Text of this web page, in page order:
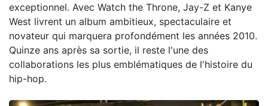
exceptionnel. Avec Watch the Throne, Jay-Z et Kanye
West livrent un album ambitieux, spectaculaire et
novateur qui marquera profondément les années 2010.
Quinze ans après sa sortie, il reste l'une des
collaborations les plus emblématiques de l'histoire du
hip-hop.